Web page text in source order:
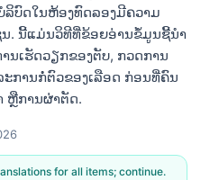
ລິບົດໃນຫ້ອງທົດລອງມີຄວາມ
. ນີ້ແມ່ນວິທີທີ່ຂ້ອຍອ່ານຂໍ້ມູນຊີ້ນຳ
ານເຮັດວຽກຂອງຕັບ, ກວດການ
ການກໍ່ຕົວຂອງເລືອດ ກ່ອນທີ່ຄົນ
ຫຼືການຜ່າຕັດ.
for all items; continue.